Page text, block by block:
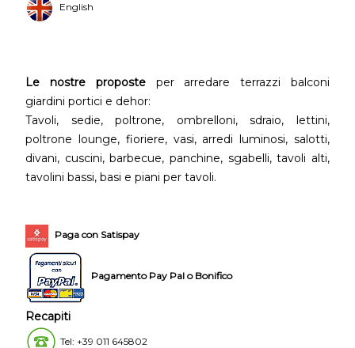
English
Le nostre proposteper arredare terrazzi balconi
giardini portici e dehor:
Tavoli, sedie, poltrone, ombrelloni, sdraio, lettini,
poltrone lounge, fioriere, vasi, arredi luminosi, salotti,
divani, cuscini, barbecue, panchine, sgabelli, tavoli alti,
tavolini bassi, basi e piani per tavoli.
Paga con Satispay
Pagamento Pay Pal o Bonifico
Recapiti
Tel: +39 011 645802